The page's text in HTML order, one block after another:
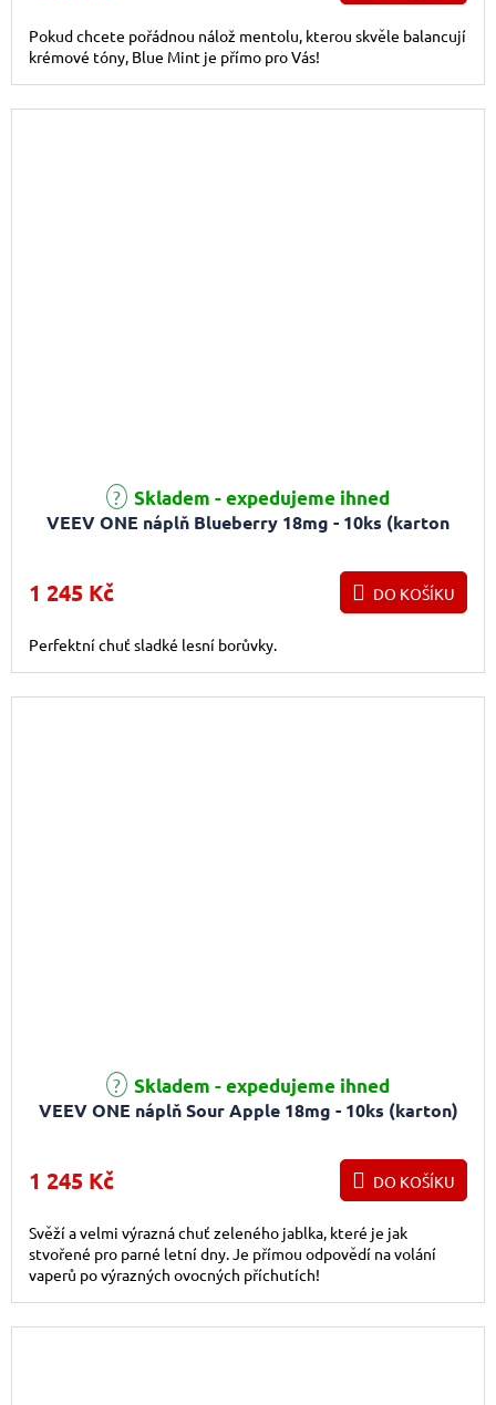
Pokud chcete pořádnou nálož mentolu, kterou skvěle balancují
krémové tóny, Blue Mint je přímo pro Vás!
VEEV ONE náplň Blueberry 18mg - 10ks (karton
Průměrné hodnocení produktu je 5,0 z 5 hvězdiček.
Skladem - expedujeme ihned
1 245 Kč DO KOŠÍKU
Perfektní chuť sladké lesní borůvky.
VEEV ONE náplň Sour Apple 18mg - 10ks (karton)
Skladem - expedujeme ihned
1 245 Kč DO KOŠÍKU
Svěží a velmi výrazná chuť zeleného jablka, které je jak
stvořené pro parné letní dny. Je přímou odpovědí na volání
vaperů po výrazných ovocných příchutích!